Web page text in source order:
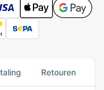
Retouren